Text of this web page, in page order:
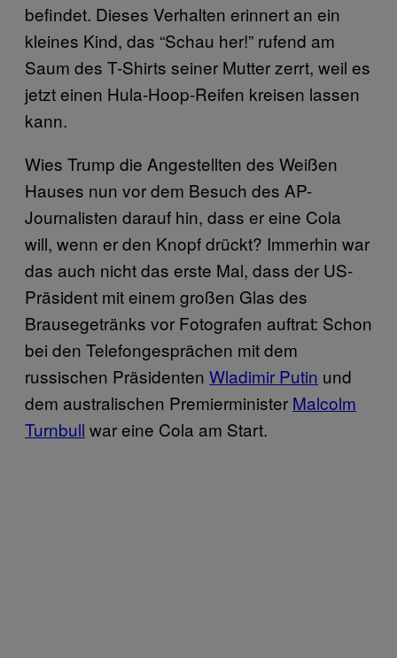
befindet. Dieses Verhalten erinnert an ein
kleines Kind, das “Schau her!” rufend am
Saum des T-Shirts seiner Mutter zerrt, weil es
jetzt einen Hula-Hoop-Reifen kreisen lassen
kann.
Wies Trump die Angestellten des Weißen
Hauses nun vor dem Besuch des AP-
Journalisten darauf hin, dass er eine Cola
will, wenn er den Knopf drückt? Immerhin war
das auch nicht das erste Mal, dass der US-
Präsident mit einem großen Glas des
Brausegetränks vor Fotografen auftrat: Schon
bei den Telefongesprächen mit dem
russischen Präsidenten Wladimir Putin und
dem australischen Premierminister Malcolm
Turnbull war eine Cola am Start.